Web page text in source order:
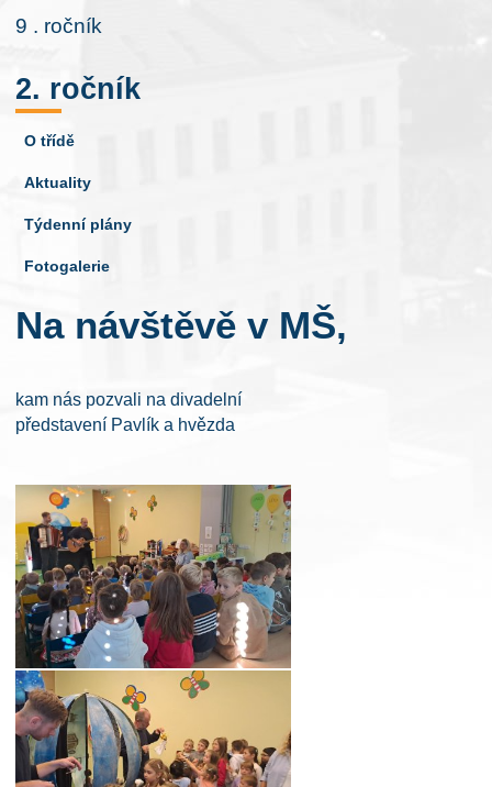
9 . ročník
2. ročník
O třídě
Aktuality
Týdenní plány
Fotogalerie
Na návštěvě v MŠ,
kam nás pozvali na divadelní
představení Pavlík a hvězda